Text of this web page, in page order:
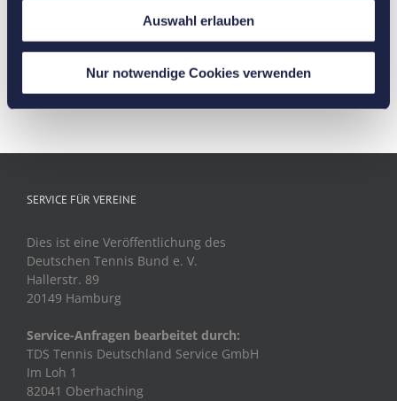
Auswahl erlauben
Nur notwendige Cookies verwenden
durch kurze Topspin-Winkelbälle und lange
Topspinschläge den Gegner zum Laufen zu
bringen. Danach dasselbe mit der Rückhand.
31. August 2022
SERVICE FÜR VEREINE
Dies ist eine Veröffentlichung des
Deutschen Tennis Bund e. V.
Hallerstr. 89
20149 Hamburg
Service-Anfragen bearbeitet durch:
TDS Tennis Deutschland Service GmbH
Im Loh 1
82041 Oberhaching